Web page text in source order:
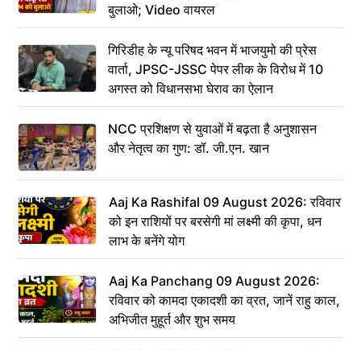
बुलाओ; Video वायरल
गिरिडीह के न्यू परिषद भवन में भाजयुमो की प्रेस
वार्ता, JPSC-JSSC पेपर लीक के विरोध में 10
अगस्त को विधानसभा घेराव का ऐलान
NCC प्रशिक्षण से युवाओं में बढ़ता है अनुशासन
और नेतृत्व का गुण: डॉ. जी.एन. खान
Aaj Ka Rashifal 09 August 2026: रविवार
को इन राशियों पर बरसेगी मां लक्ष्मी की कृपा, धन
लाभ के बनेंगे योग
Aaj Ka Panchang 09 August 2026:
रविवार को कामदा एकादशी का व्रत, जानें राहु काल,
अभिजीत मुहूर्त और शुभ समय